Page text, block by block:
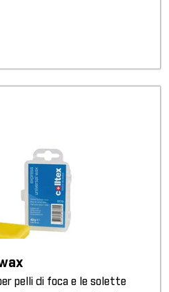
pelli di foca e le solette